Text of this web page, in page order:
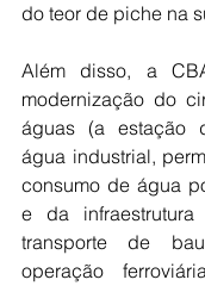
do teor de piche na
Além disso, a
modernização do
águas (a estação
água industrial,
consumo de água
e da
transporte de
operação